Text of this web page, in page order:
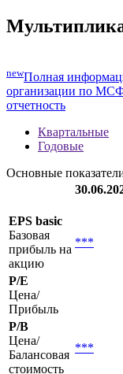
newПолная
организации по
отчетность
Квартальные
Годовые
Основные
EPS basic
Базовая
прибыль на
акцию
***
P/E
Цена/
Прибыль
P/B
Цена/
Балансовая
стоимость
***